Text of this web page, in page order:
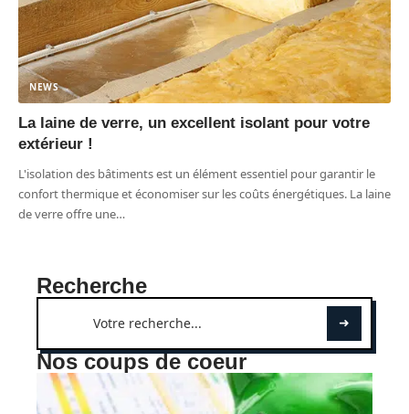
NEWS
La laine de verre, un excellent isolant pour votre
extérieur !
L'isolation des bâtiments est un élément essentiel pour garantir le
confort thermique et économiser sur les coûts énergétiques. La laine
de verre offre une…
Recherche
Nos coups de coeur